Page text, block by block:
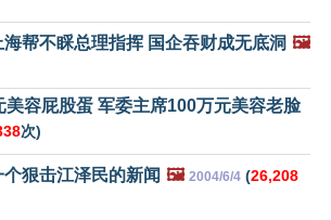
帮不睬总理指挥 国企吞财成无底洞 🖼️
美容屁股蛋 军委主席100万元美容老脸
次)
狠击江泽民的新闻 🖼️ 2004/6/4 (26,208